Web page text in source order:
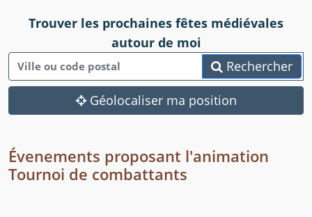
Trouver les prochaines fêtes médiévales
autour de moi
Rechercher
Géolocaliser ma position
Évenements proposant l'animation
Tournoi de combattants